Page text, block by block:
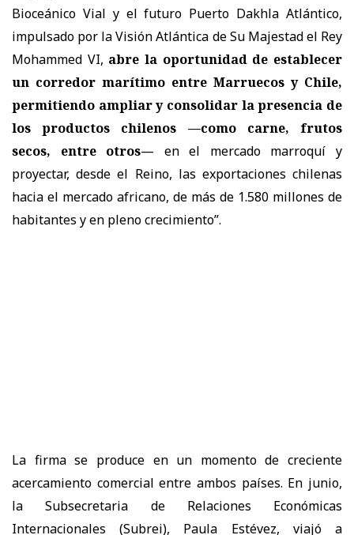
Bioceánico Vial y el futuro Puerto Dakhla Atlántico,
impulsado por la Visión Atlántica de Su Majestad el Rey
Mohammed VI, abre la oportunidad de establecer
un corredor marítimo entre Marruecos y Chile,
permitiendo ampliar y consolidar la presencia de
los productos chilenos —como carne, frutos
secos, entre otros— en el mercado marroquí y
proyectar, desde el Reino, las exportaciones chilenas
hacia el mercado africano, de más de 1.580 millones de
habitantes y en pleno crecimiento”.
La firma se produce en un momento de creciente
acercamiento comercial entre ambos países. En junio,
la Subsecretaria de Relaciones Económicas
Internacionales (Subrei), Paula Estévez, viajó a